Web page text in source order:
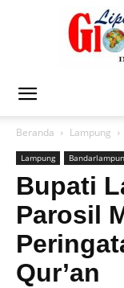
Beranda Lampung
Lampung
Bupati
Parosil
Qur’an